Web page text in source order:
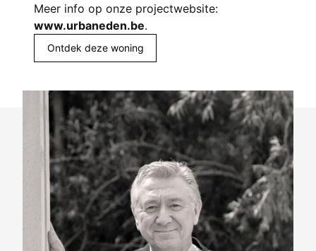
Meer info op onze projectwebsite:
www.urbaneden.be.
Ontdek deze woning